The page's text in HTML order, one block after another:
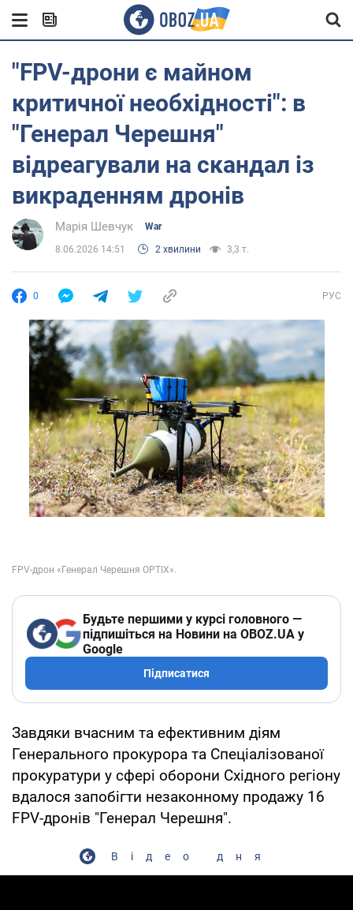
"FPV-дрони є майном
критичної необхідності": в
"Генерал Черешня"
відреагували на скандал із
викраденням дронів
Марія Шевчук War
8.06.2026 14:51 2 хвилини 3,3 т.
0 РУС
Будьте першими у курсі головного —
підпишіться на Новини на OBOZ.UA у
Google
Підписатися
Завдяки вчасним та ефективним діям
Генерального прокурора та Спеціалізованої
прокуратури у сфері оборони Східного регіону
вдалося запобігти незаконному продажу 16
FPV-дронів "Генерал Черешня".
Відео дня